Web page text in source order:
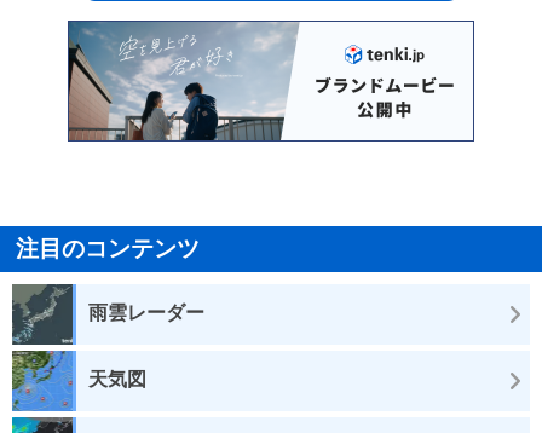
注目のコンテンツ
雨雲レーダー
天気図